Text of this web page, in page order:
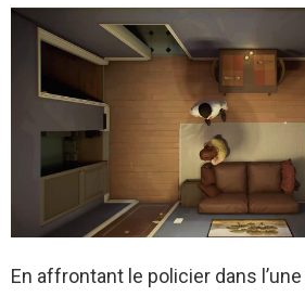
En affrontant le policier dans